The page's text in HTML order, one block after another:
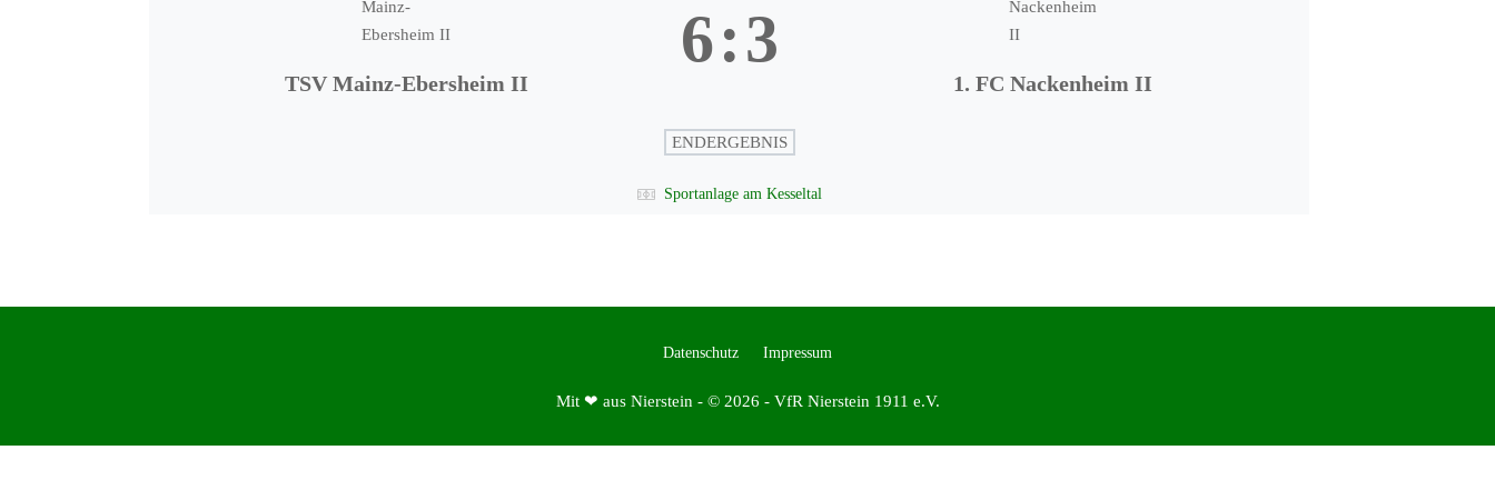
TSV Mainz-Ebersheim II
6:3
1. FC Nackenheim II
ENDERGEBNIS
Sportanlage am Kesseltal
Datenschutz Impressum
Mit ❤ aus Nierstein - © 2026 - VfR Nierstein 1911 e.V.